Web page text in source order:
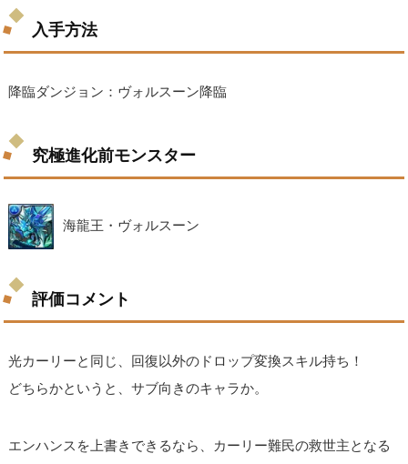
入手方法
降臨ダンジョン：ヴォルスーン降臨
究極進化前モンスター
海龍王・ヴォルスーン
評価コメント
光カーリーと同じ、回復以外のドロップ変換スキル持ち！
どちらかというと、サブ向きのキャラか。
エンハンスを上書きできるなら、カーリー難民の救世主となる